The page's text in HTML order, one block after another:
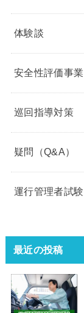
体験談
安全性評価事業
巡回指導対策
疑問（Q&A）
運行管理者試験
最近の投稿